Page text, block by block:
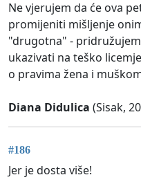
Ne vjerujem da će ova
promijeniti mišljenje
"drugotna" -
ukazivati na teško
o pravima žena i
Diana Didulica (Sisak,
#186
Jer je dosta više!